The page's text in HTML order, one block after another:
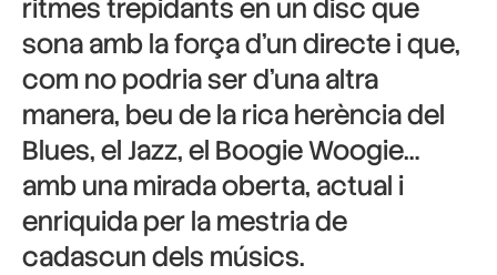
ritmes trepidants en un disc que
sona amb la força d’un directe i que,
com no podria ser d’una altra
manera, beu de la rica herència del
Blues, el Jazz, el Boogie Woogie…
amb una mirada oberta, actual i
enriquida per la mestria de
cadascun dels músics.